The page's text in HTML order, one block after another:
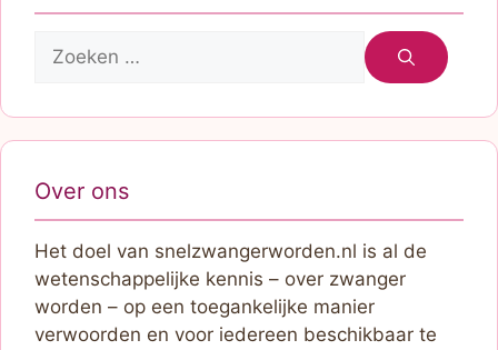
Zoek
Over ons
Het doel van snelzwangerworden.nl is al de
wetenschappelijke kennis – over zwanger
worden – op een toegankelijke manier
verwoorden en voor iedereen beschikbaar te